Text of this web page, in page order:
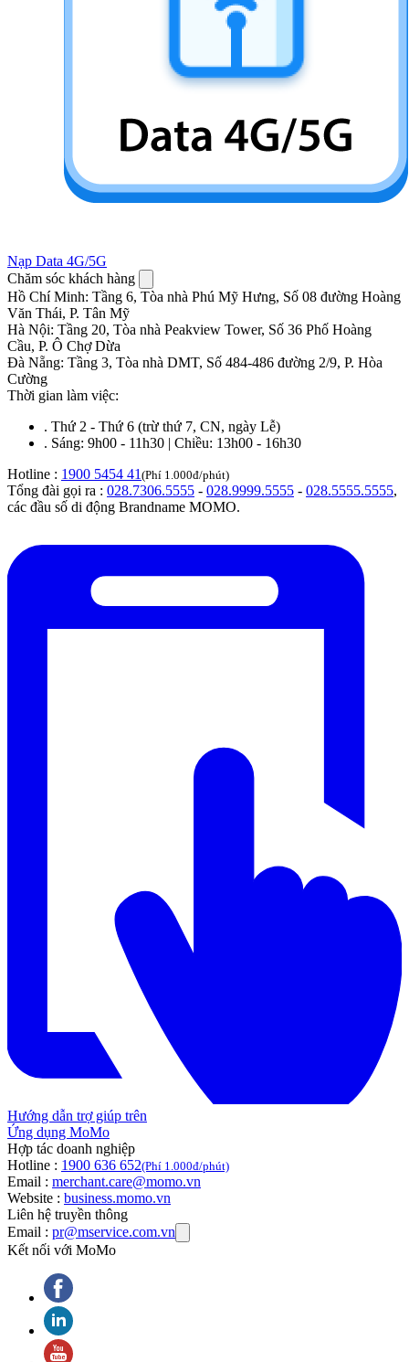
Nạp Data 4G/5G
Chăm sóc khách hàng
Hồ Chí Minh: Tầng 6, Tòa nhà Phú Mỹ Hưng, Số 08 đường Hoàng
Văn Thái, P. Tân Mỹ
Hà Nội: Tầng 20, Tòa nhà Peakview Tower, Số 36 Phố Hoàng
Cầu, P. Ô Chợ Dừa
Đà Nẵng: Tầng 3, Tòa nhà DMT, Số 484-486 đường 2/9, P. Hòa
Cường
Thời gian làm việc:
. Thứ 2 - Thứ 6 (trừ thứ 7, CN, ngày Lễ)
. Sáng: 9h00 - 11h30 | Chiều: 13h00 - 16h30
Hotline : 1900 5454 41 (Phí 1.000đ/phút)
Tổng đài gọi ra : 028.7306.5555 - 028.9999.5555 - 028.5555.5555,
các đầu số di động Brandname MOMO.
Hướng dẫn trợ giúp trên
Ứng dụng MoMo
Hợp tác doanh nghiệp
Hotline : 1900 636 652(Phí 1.000đ/phút)
Email : merchant.care@momo.vn
Website : business.momo.vn
Liên hệ truyền thông
Email : pr@mservice.com.vn
Kết nối với MoMo